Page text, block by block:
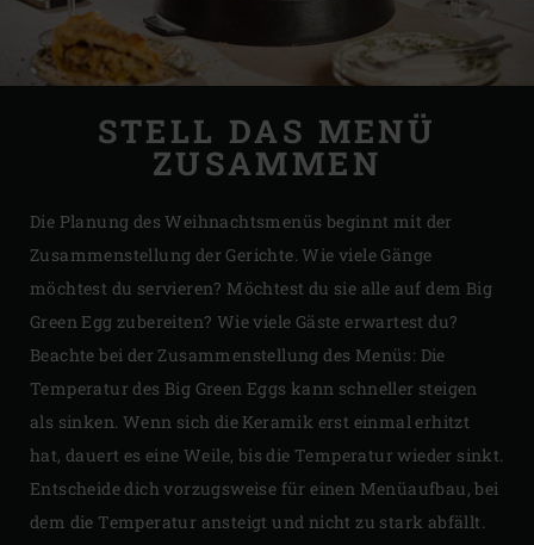
STELL DAS MENÜ
ZUSAMMEN
Die Planung des Weihnachtsmenüs beginnt mit der
Zusammenstellung der Gerichte. Wie viele Gänge
möchtest du servieren? Möchtest du sie alle auf dem Big
Green Egg zubereiten? Wie viele Gäste erwartest du?
Beachte bei der Zusammenstellung des Menüs: Die
Temperatur des Big Green Eggs kann schneller steigen
als sinken. Wenn sich die Keramik erst einmal erhitzt
hat, dauert es eine Weile, bis die Temperatur wieder sinkt.
Entscheide dich vorzugsweise für einen Menüaufbau, bei
dem die Temperatur ansteigt und nicht zu stark abfällt.